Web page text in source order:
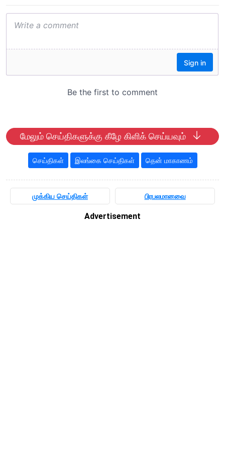
மேலும் செய்திகளுக்கு கீழே கிளிக் செய்யவும்
செய்திகள் இலங்கை செய்திகள் தென் மாகாணம்
முக்கிய செய்திகள் பிரபலமானவை
Advertisement